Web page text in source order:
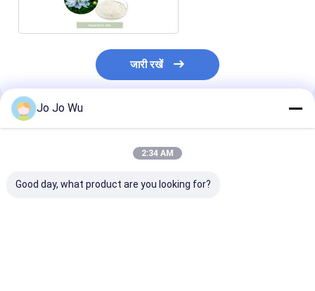
जारी रखें
अनुशंसित उत्पाद
Jo Jo Wu
2:34 AM
Good day, what product are you looking for?